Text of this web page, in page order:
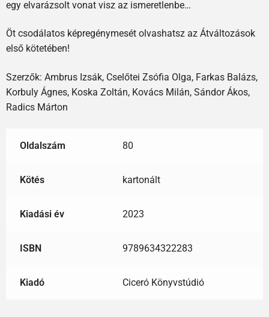
egy elvarázsolt vonat visz az ismeretlenbe…
Öt csodálatos képregénymesét olvashatsz az Átváltozások
első kötetében!
Szerzők: Ambrus Izsák, Cselőtei Zsófia Olga, Farkas Balázs,
Korbuly Ágnes, Koska Zoltán, Kovács Milán, Sándor Ákos,
Radics Márton
Oldalszám 80
Kötés kartonált
Kiadási év 2023
ISBN 9789634322283
Kiadó Ciceró Könyvstúdió